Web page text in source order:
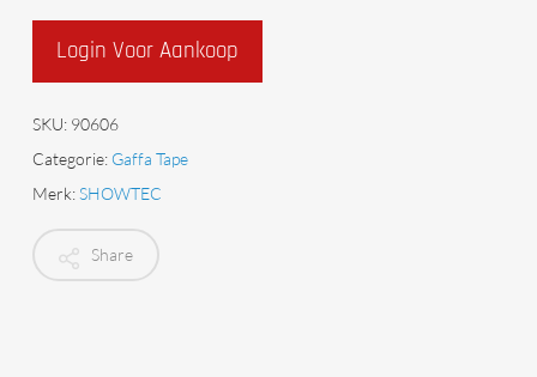
Login Voor Aankoop
SKU: 90606
Categorie: Gaffa Tape
Merk:SHOWTEC
Share